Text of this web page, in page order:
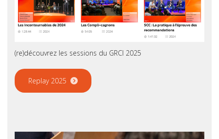
(re)découvrez les sessions du GRCI 2025
Replay 2025